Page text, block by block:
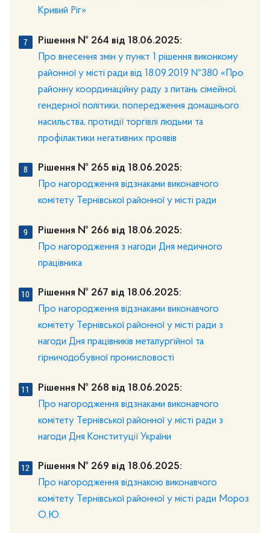
Кривий Ріг»
Рішення № 264 від 18.06.2025:
Про внесення змін у пункт 1 рішення виконкому
районної у місті ради від 18.09.2019 №380 «Про
районну координаційну раду з питань сімейної,
гендерної політики, попередження домашнього
насильства, протидії торгівлі людьми та
профілактики негативних проявів
Рішення № 265 від 18.06.2025:
Про нагородження відзнаками виконавчого
комітету Тернівської районної у місті ради
Рішення № 266 від 18.06.2025:
Про нагородження з нагоди Дня медичного
працівника
Рішення № 267 від 18.06.2025:
Про нагородження відзнаками виконавчого
комітету Тернівської районної у місті ради з
нагоди Дня працівників металургійної та
гірничодобувної промисловості
Рішення № 268 від 18.06.2025:
Про нагородження відзнаками виконавчого
комітету Тернівської районної у місті ради з
нагоди Дня Конституції України
Рішення № 269 від 18.06.2025:
Про нагородження відзнакою виконавчого
комітету Тернівської районної у місті ради Мороз
О.Ю.